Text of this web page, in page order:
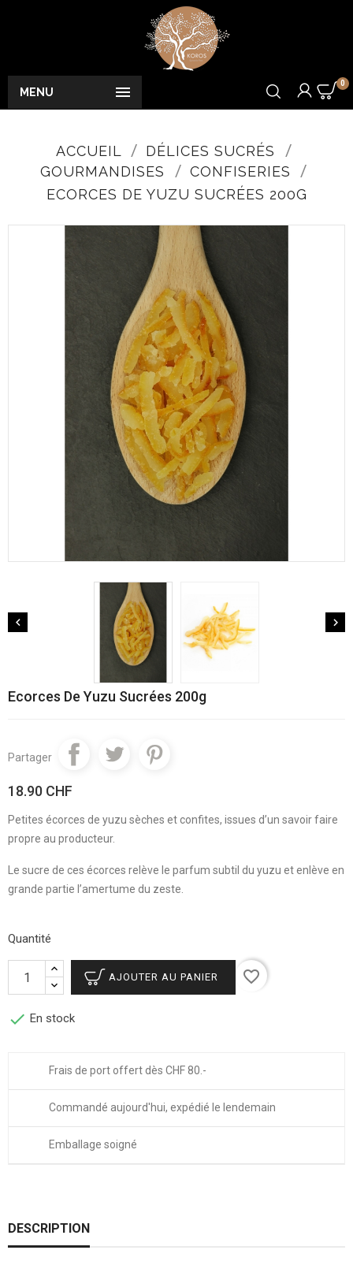

MENU
0
ACCUEIL
DÉLICES SUCRÉS
GOURMANDISES
CONFISERIES
ECORCES DE YUZU SUCRÉES 200G
 
Ecorces De Yuzu Sucrées 200g
Partager
18.90 CHF
Petites écorces de yuzu sèches et confites, issues d’un savoir faire
propre au producteur.
Le sucre de ces écorces relève le parfum subtil du yuzu et enlève en
grande partie l’amertume du zeste.
Quantité
AJOUTER AU PANIER favorite_border
 En stock
Frais de port offert dès CHF 80.-
Commandé aujourd'hui, expédié le lendemain
Emballage soigné
DESCRIPTION